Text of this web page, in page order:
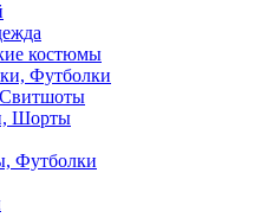
костюмы
Футболки
Шорты
Футболки